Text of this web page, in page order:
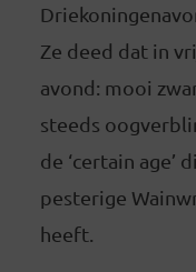
Ze deed dat in
avond: mooi
steeds
de ‘certain age’
pesterige
heeft.